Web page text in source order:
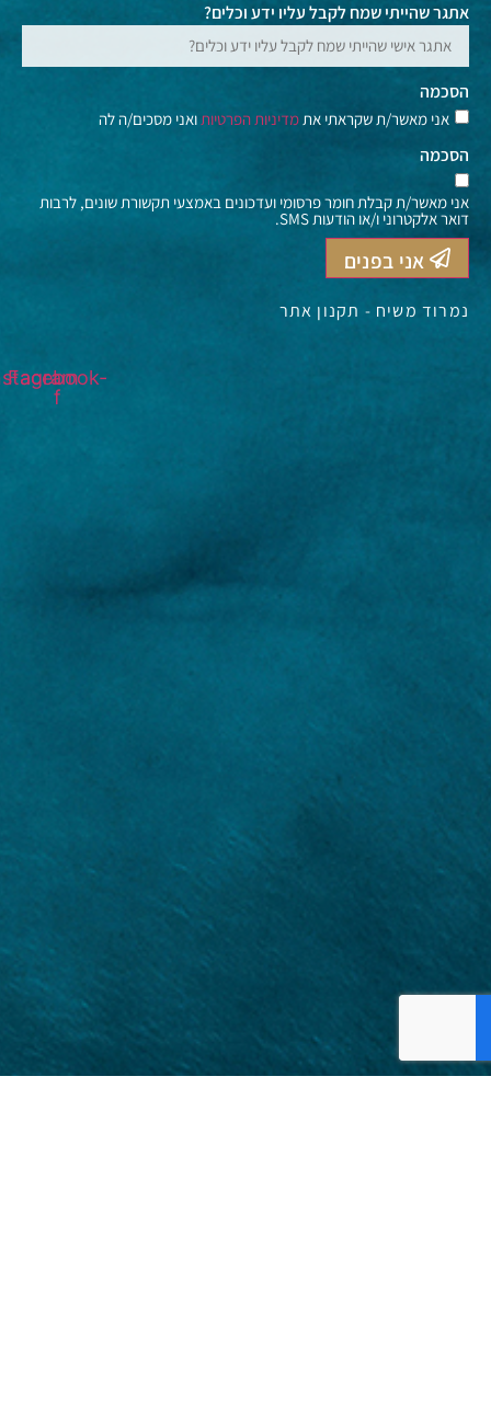
אתגר שהייתי שמח לקבל עליו ידע וכלים?
הסכמה
אני מאשר/ת שקראתי אתמדיניות הפרטיותואני מסכים/ה לה
הסכמה
אני מאשר/ת קבלת חומר פרסומי ועדכונים באמצעי תקשורת שונים, לרבות
דואר אלקטרוני ו/או הודעות SMS.
אני בפנים
נמרוד משיח - תקנון אתר
Facebook-
Instagram